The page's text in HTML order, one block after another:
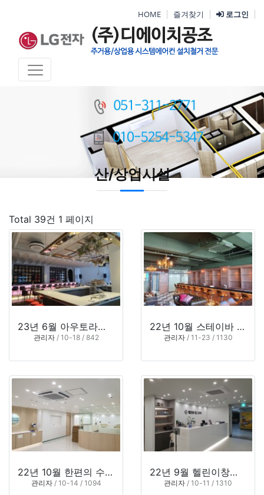
HOME 즐겨찾기 로그인
산/상업시설
Total 39건 1 페이지
23년 6월 아우토라운지 (부산 부산진구 부전동)
관리자/ 10-18 / 842
22년 10월 스테이바 (부산 강서구 명지동)
관리자/ 11-23 / 1130
22년 10월 한편의 수학 (부산 남구 문현동)
관리자/ 10-14 / 1094
22년 9월 헬린이창고 GYM (경남 김해시 외동)
관리자 / 10-11 / 1310